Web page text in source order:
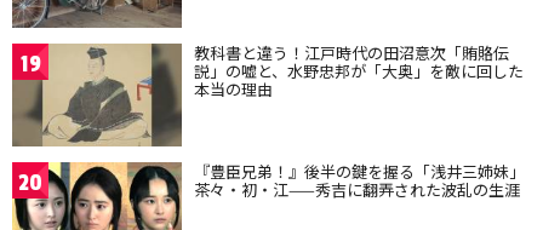
19 教科書と違う！江戸時代の田沼意次「賄賂伝
説」の嘘と、水野忠邦が「大奥」を敵に回した
本当の理由
20 『豊臣兄弟！』後半の鍵を握る「浅井三姉妹」
茶々・初・江——秀吉に翻弄された波乱の生涯